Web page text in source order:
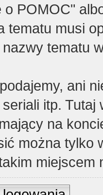
o POMOC"
tematu musi
tematu
ani
itp. Tutaj
na
można tylko
miejscem